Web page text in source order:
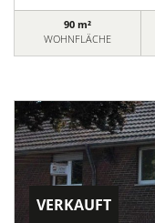
90 m²
WOHNFLÄCHE
VERKAUFT